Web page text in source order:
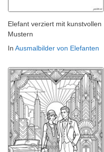
Elefant verziert mit kunstvollen
Mustern
In Ausmalbilder von Elefanten